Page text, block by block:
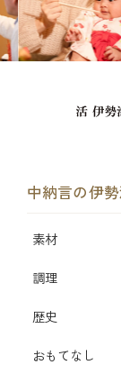
中納言の伊
素材
調理
歴史
おもてなし